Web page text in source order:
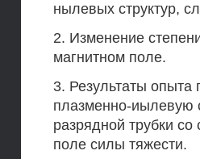
нылевых структур,
2. Изменение
магнитном поле.
3. Результаты опыта
плазменно-иылевую
разрядной трубки со
поле силы тяжести.